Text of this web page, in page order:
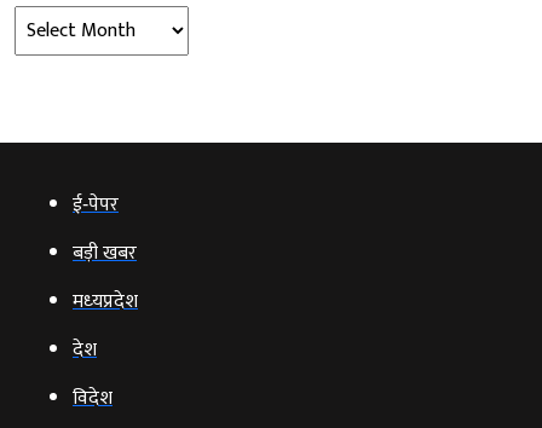
Archives
ई‑पेपर
बड़ी खबर
मध्‍यप्रदेश
देश
विदेश